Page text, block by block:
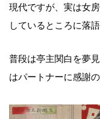
現代ですが、実は女
しているところに落
普段は亭主関白を夢
はパートナーに感謝